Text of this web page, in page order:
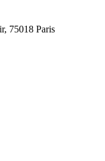
75018 Paris